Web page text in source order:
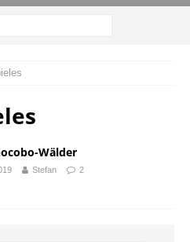
Wälder
Stefan 2